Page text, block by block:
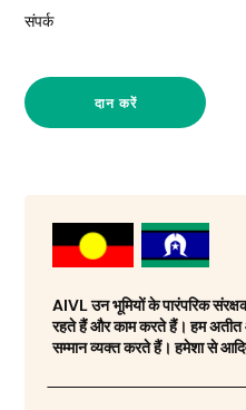
संपर्क
दान करें
AIVL उन भूमियों के पारंपरिक
रहते हैं और काम करते हैं। हम अतीत
सम्मान व्यक्त करते हैं। हमेशा से